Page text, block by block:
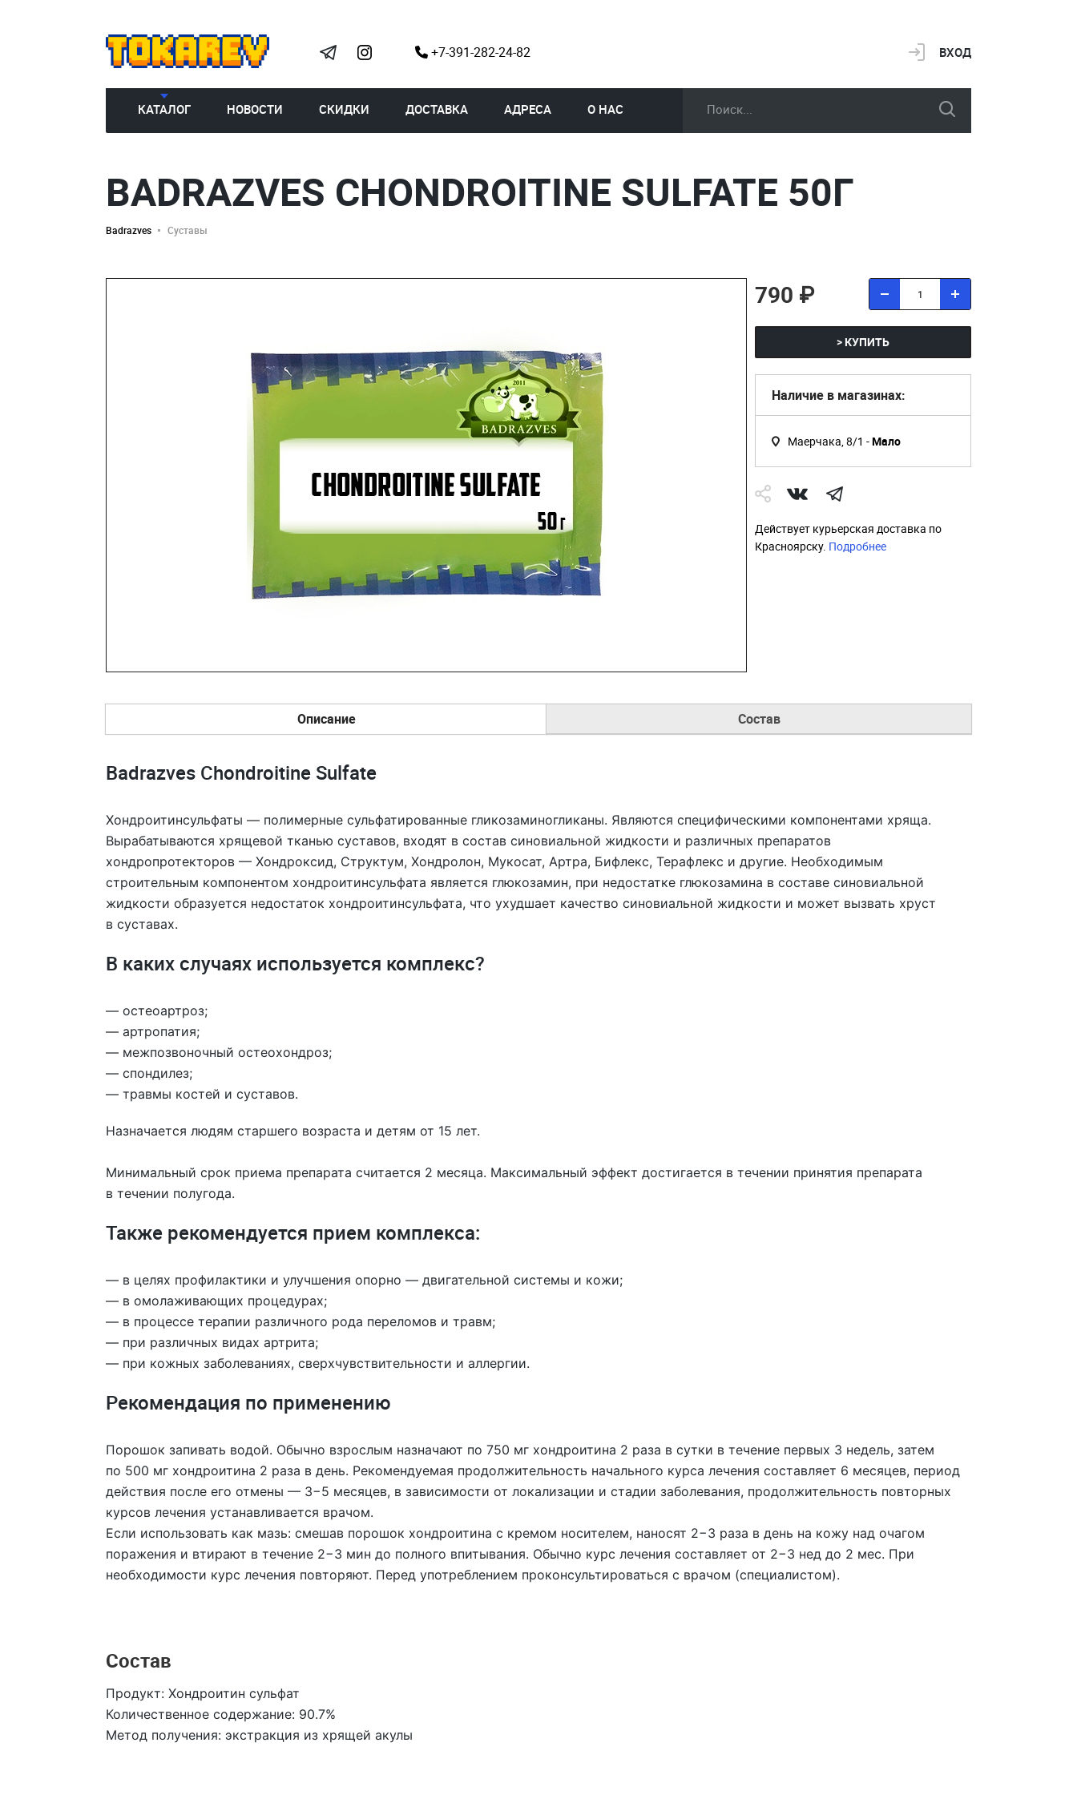
+7-391-282-24-82 ВХОД
КАТАЛОГ НОВОСТИ СКИДКИ ДОСТАВКА АДРЕСА О НАС
BADRAZVES CHONDROITINE SULFATE 50Г
Badrazves Суставы
790 ₽
> КУПИТЬ
Наличие в магазинах:
Маерчака, 8/1 -Мало
Действует курьерская доставка по
Красноярску. Подробнее
Описание Состав
Badrazves Chondroitine Sulfate
Хондроитинсульфаты — полимерные сульфатированные гликозаминогликаны. Являются специфическими компонентами хряща.
Вырабатываются хрящевой тканью суставов, входят в состав синовиальной жидкости и различных препаратов
хондропротекторов — Хондроксид, Структум, Хондролон, Мукосат, Артра, Бифлекс, Терафлекс и другие. Необходимым
строительным компонентом хондроитинсульфата является глюкозамин, при недостатке глюкозамина в составе синовиальной
жидкости образуется недостаток хондроитинсульфата, что ухудшает качество синовиальной жидкости и может вызвать хруст
в суставах.
В каких случаях используется комплекс?
— остеоартроз;
— артропатия;
— межпозвоночный остеохондроз;
— спондилез;
— травмы костей и суставов.
Назначается людям старшего возраста и детям от 15 лет.
Минимальный срок приема препарата считается 2 месяца. Максимальный эффект достигается в течении принятия препарата
в течении полугода.
Также рекомендуется прием комплекса:
— в целях профилактики и улучшения опорно — двигательной системы и кожи;
— в омолаживающих процедурах;
— в процессе терапии различного рода переломов и травм;
— при различных видах артрита;
— при кожных заболеваниях, сверхчувствительности и аллергии.
Рекомендация по применению
Порошок запивать водой. Обычно взрослым назначают по 750 мг хондроитина 2 раза в сутки в течение первых 3 недель, затем
по 500 мг хондроитина 2 раза в день. Рекомендуемая продолжительность начального курса лечения составляет 6 месяцев, период
действия после его отмены — 3−5 месяцев, в зависимости от локализации и стадии заболевания, продолжительность повторных
курсов лечения устанавливается врачом.
Если использовать как мазь: смешав порошок хондроитина с кремом носителем, наносят 2−3 раза в день на кожу над очагом
поражения и втирают в течение 2−3 мин до полного впитывания. Обычно курс лечения составляет от 2−3 нед до 2 мес. При
необходимости курс лечения повторяют. Перед употреблением проконсультироваться с врачом (специалистом).
Состав
Продукт: Хондроитин сульфат
Количественное содержание: 90.7%
Метод получения: экстракция из хрящей акулы